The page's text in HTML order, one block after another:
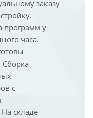
заказу
программ у
часа.
с
складе